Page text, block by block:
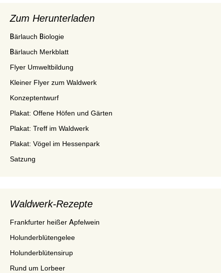
Zum Herunterladen
Bärlauch Biologie
Bärlauch Merkblatt
Flyer Umweltbildung
Kleiner Flyer zum Waldwerk
Konzeptentwurf
Plakat: Offene Höfen und Gärten
Plakat: Treff im Waldwerk
Plakat: Vögel im Hessenpark
Satzung
Waldwerk-Rezepte
Frankfurter heißer Apfelwein
Holunderblütengelee
Holunderblütensirup
Rund um Lorbeer